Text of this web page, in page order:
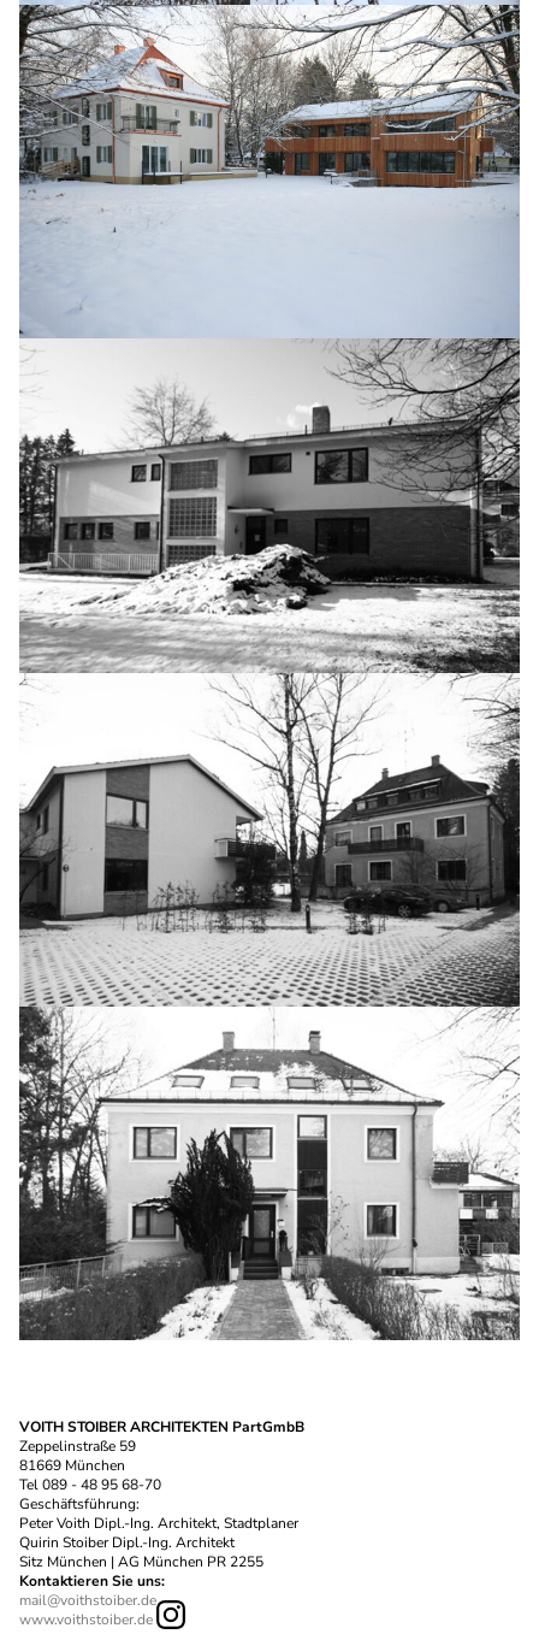
VOITH STOIBER ARCHITEKTEN PartGmbB
Zeppelinstraße 59
81669 München
Tel 089 - 48 95 68-70
Geschäftsführung:
Peter Voith Dipl.-Ing. Architekt, Stadtplaner
Quirin Stoiber Dipl.-Ing. Architekt
Sitz München | AG München PR 2255
Kontaktieren Sie uns:
mail@voithstoiber.de
www.voithstoiber.de